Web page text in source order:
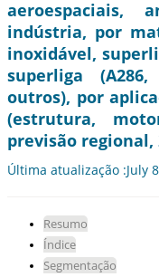
aeroespaciais,
indústria, por
inoxidável,
superliga
outros), por
(estrutura,
previsão regional,
Última atualização :July
Resumo
Índice
Segmentação